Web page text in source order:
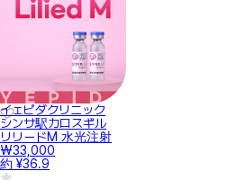
イェピダクリニック
シンサ駅カロスギル
リリードM 水光注射
₩33,000
約 ¥36.9